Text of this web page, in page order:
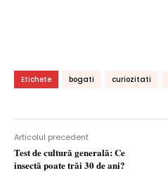
Etichete bogati curiozitati
Articolul precedent
Test de cultură generală: Ce
insectă poate trăi 30 de ani?